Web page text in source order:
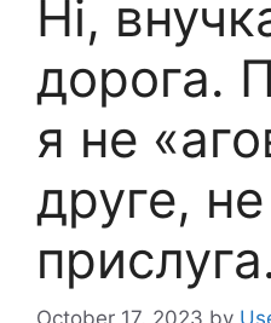
Ні,
дорога.
я не
друге,